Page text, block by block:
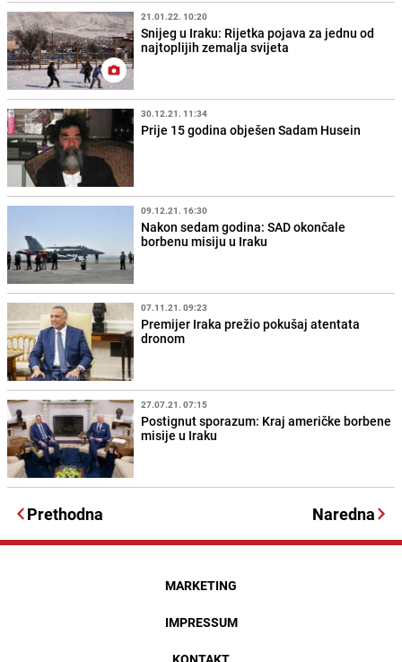
21.01.22. 10:20
Snijeg u Iraku: Rijetka pojava za jednu od
najtoplijih zemalja svijeta
30.12.21. 11:34
Prije 15 godina obješen Sadam Husein
09.12.21. 16:30
Nakon sedam godina: SAD okončale
borbenu misiju u Iraku
07.11.21. 09:23
Premijer Iraka prežio pokušaj atentata
dronom
27.07.21. 07:15
Postignut sporazum: Kraj američke borbene
misije u Iraku
Prethodna Naredna
MARKETING
IMPRESSUM